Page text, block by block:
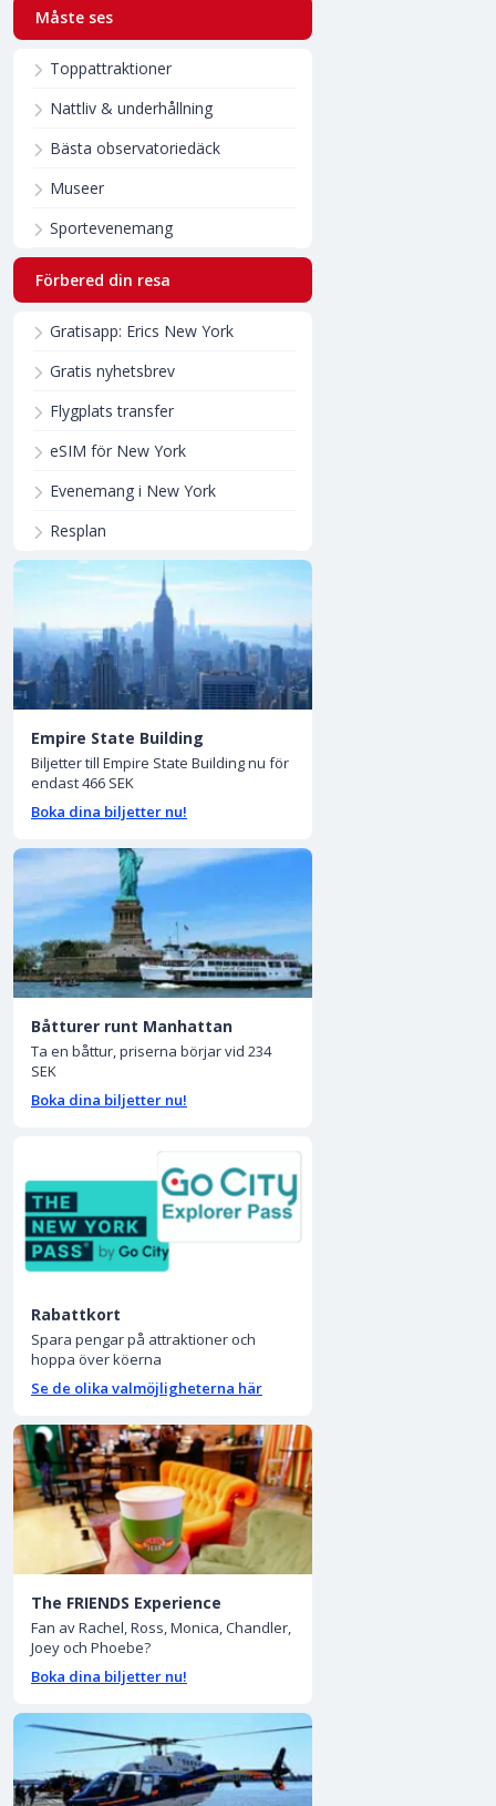
Måste ses
Toppattraktioner
Nattliv & underhållning
Bästa observatoriedäck
Museer
Sportevenemang
Förbered din resa
Gratisapp: Erics New York
Gratis nyhetsbrev
Flygplats transfer
eSIM för New York
Evenemang i New York
Resplan
Empire State Building
Biljetter till Empire State Building nu för
endast 466 SEK
Boka dina biljetter nu!
Båtturer runt Manhattan
Ta en båttur, priserna börjar vid 234
SEK
Boka dina biljetter nu!
Rabattkort
Spara pengar på attraktioner och
hoppa över köerna
Se de olika valmöjligheterna här
The FRIENDS Experience
Fan av Rachel, Ross, Monica, Chandler,
Joey och Phoebe?
Boka dina biljetter nu!